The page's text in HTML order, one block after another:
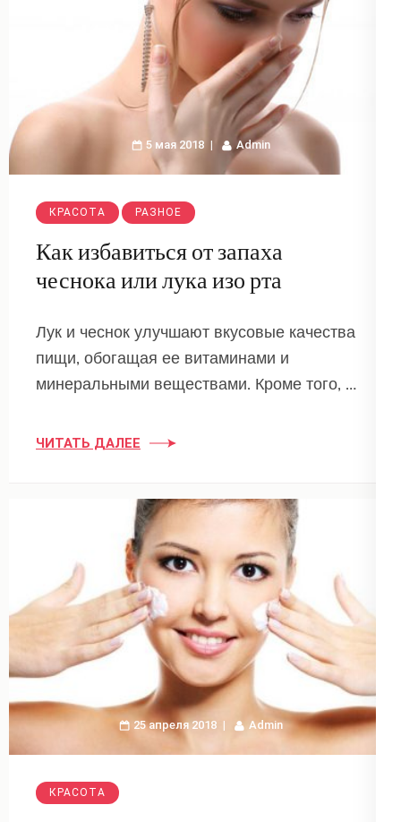
5 мая 2018 Admin
КРАСОТА РАЗНОЕ
Как избавиться от запаха
чеснока или лука изо рта
Лук и чеснок улучшают вкусовые качества
пищи, обогащая ее витаминами и
минеральными веществами. Кроме того, …
ЧИТАТЬ ДАЛЕЕ
25 апреля 2018 Admin
КРАСОТА